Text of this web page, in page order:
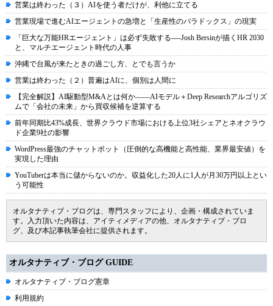
営業は終わった（３）AIを使う者だけが、利他に立てる
営業現場で進むAIエージェントの急増と「生産性のパラドックス」の現実
「巨大な万能HRエージェント」は必ず失敗する----Josh Bersinが描くHR 2030
と、マルチエージェント時代の人事
沖縄で台風が来たときの過ごし方、とでも言うか
営業は終わった（２）普遍はAIに、個別は人間に
【完全解説】AI駆動型M&Aとは何か――AIモデル＋Deep Researchアルゴリズ
ムで「会社の未来」から買収候補を逆算する
前年同期比43%成長、世界クラウド市場における上位3社シェアとネオクラウ
ド企業9社の影響
WordPress最強のチャットボット（圧倒的な高機能と高性能、業界最安値）を
実現した理由
YouTuberは本当に儲からないのか。収益化した20人に1人が月30万円以上とい
う可能性
オルタナティブ・ブログは、専門スタッフにより、企画・構成されていま
す。入力頂いた内容は、アイティメディアの他、オルタナティブ・ブロ
グ、及び本記事執筆会社に提供されます。
オルタナティブ・ブログ GUIDE
オルタナティブ・ブログ憲章
利用規約